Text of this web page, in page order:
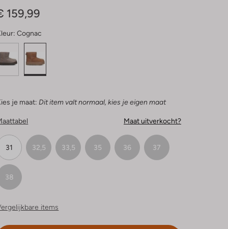
159,99
Cognac
je maat: Dit item valt normaal, kies je eigen maat
Maat uitverkocht?
31 32,5 33,5 35 36 37
38
items